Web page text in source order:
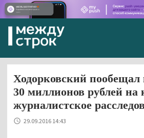
Ходорковский
30 миллионов рублей на
журналистское
29.09.2016 14:43